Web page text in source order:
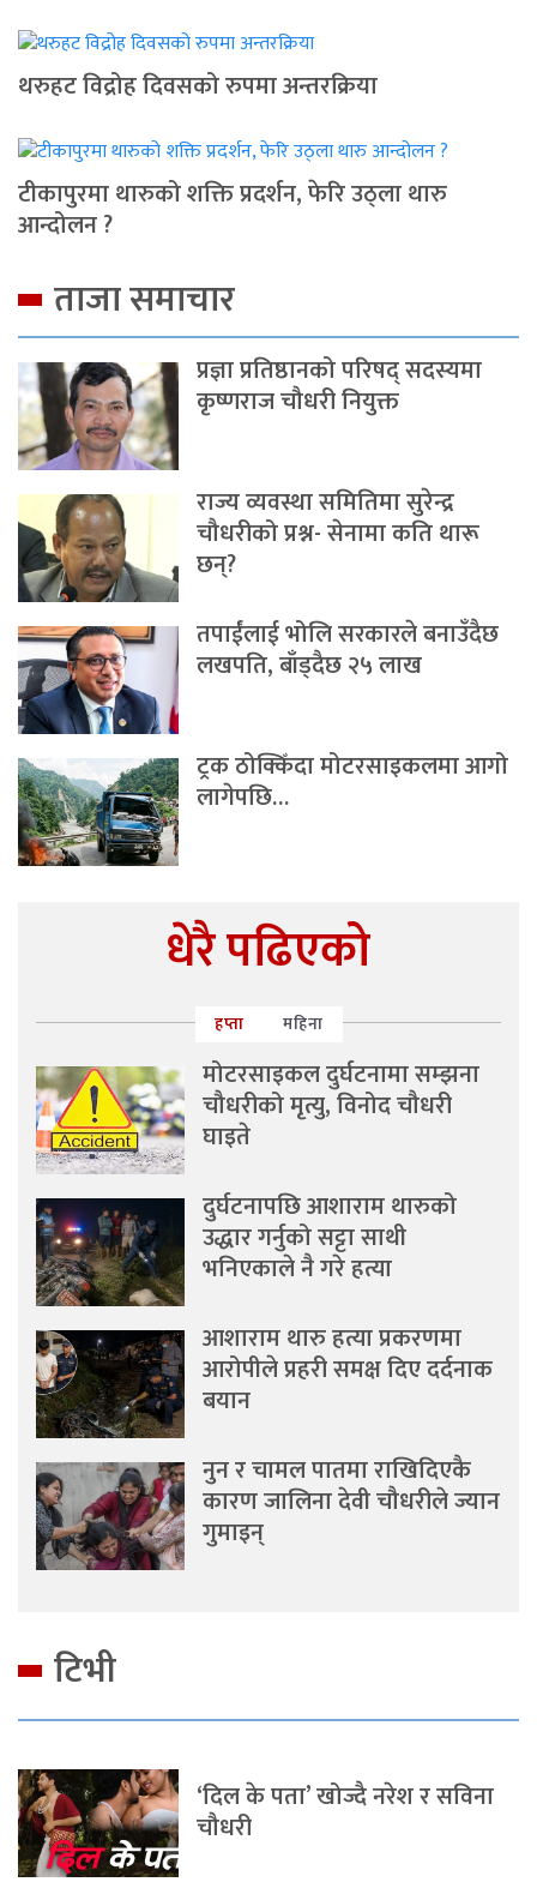
थरुहट विद्रोह दिवसको रुपमा अन्तरक्रिया
टीकापुरमा थारुको शक्ति प्रदर्शन, फेरि उठ्ला थारु
आन्दोलन ?
ताजा समाचार
प्रज्ञा प्रतिष्ठानको परिषद् सदस्यमा
कृष्णराज चौधरी नियुक्त
राज्य व्यवस्था समितिमा सुरेन्द्र
चौधरीको प्रश्न- सेनामा कति थारू
छन्?
तपाईंलाई भोलि सरकारले बनाउँदैछ
लखपति, बाँड्दैछ २५ लाख
ट्रक ठोक्किँदा मोटरसाइकलमा आगो
लागेपछि…
धेरै पढिएको
हप्ता महिना
मोटरसाइकल दुर्घटनामा सम्झना
चौधरीको मृत्यु, विनोद चौधरी
घाइते
दुर्घटनापछि आशाराम थारुको
उद्धार गर्नुको सट्टा साथी
भनिएकाले नै गरे हत्या
आशाराम थारु हत्या प्रकरणमा
आरोपीले प्रहरी समक्ष दिए दर्दनाक
बयान
नुन र चामल पातमा राखिदिएकै
कारण जालिना देवी चौधरीले ज्यान
गुमाइन्
टिभी
‘दिल के पता’ खोज्दै नरेश र सविना
चौधरी